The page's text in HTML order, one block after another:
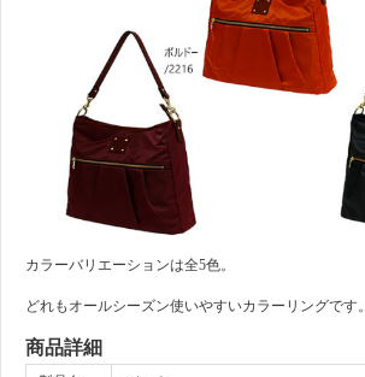
カラーバリエーションは全5色。
どれもオールシーズン使いやすいカラーリングです。
商品詳細